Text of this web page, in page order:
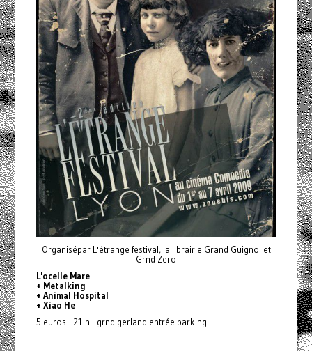
Organisépar L'étrange festival, la librairie Grand Guignol et
Grnd Zero
L'ocelle Mare
+ Metalking
+ Animal Hospital
+ Xiao He
5 euros - 21 h - grnd gerland entrée parking